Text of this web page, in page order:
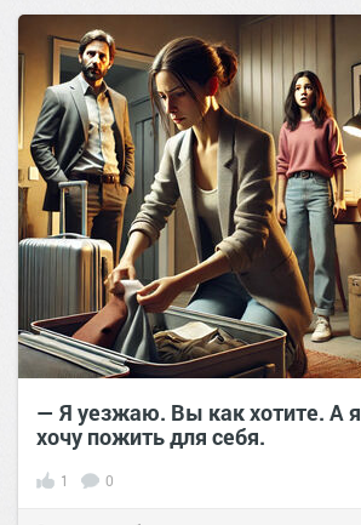
позитива!15:0022 мар 2025
— Я уезжаю. Вы как хотите. А я
хочу пожить для себя.
1 0